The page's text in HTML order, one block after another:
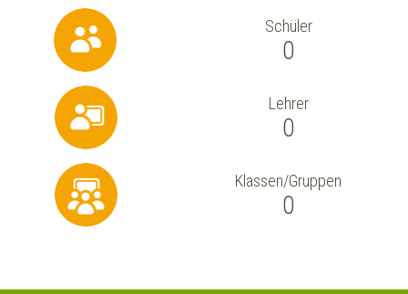
Schüler
0
Lehrer
0
Klassen/Gruppen
0